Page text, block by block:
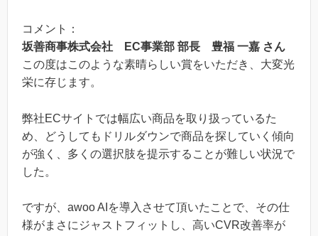
コメント：
坂善商事株式会社 EC事業部 部長 豊福 一嘉 さん
この度はこのような素晴らしい賞をいただき、大変光
栄に存じます。
弊社ECサイトでは幅広い商品を取り扱っているた
め、どうしてもドリルダウンで商品を探していく傾向
が強く、多くの選択肢を提示することが難しい状況で
した。
ですが、awoo AIを導入させて頂いたことで、その仕
様がまさにジャストフィットし、高いCVR改善率が